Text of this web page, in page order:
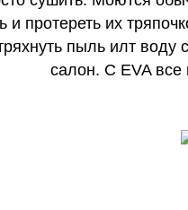
и протереть их
пыль илт воду
салон. С EVA все